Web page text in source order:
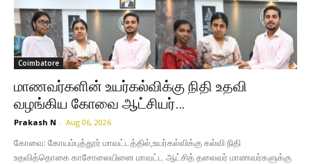
Coimbatore
மாணவர்களின் உயர்கல்விக்கு நிதி உதவி
வழங்கிய கோவை ஆட்சியர்…
Prakash N - Aug 06, 2026
கோவை: கோயம்புத்தூர் மாவட்டத்தில்,உயர்கல்விக்கு கல்வி நிதி
உதவித்தொகை காசோலையினை மாவட்ட ஆட்சித் தலைவர் மாணவர்களுக்கு